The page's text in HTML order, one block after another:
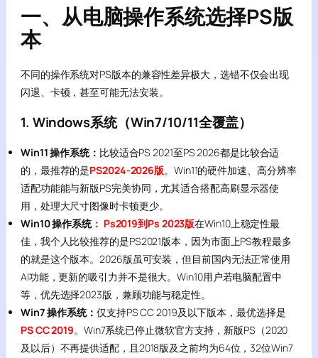
一、从电脑操作系统选择PS版
本
不同的操作系统对PS版本的兼容性差异极大，选错不仅会出现
闪退、卡顿，甚至可能无法安装。
1. Windows系统（Win7/10/11全覆盖）
Win11 操作系统： 比较适合PS 2021至PS 2026都是比较合适
的，最推荐的是PS2024-2026版。Win11的硬件加速、高分辨率
适配功能能与新版PS完美协同，尤其适合搭配高刷显示器使
用，处理大尺寸图像时卡顿更少。
Win10 操作系统： Ps2019到Ps 2023版在Win10上稳定性最
佳，我个人比较推荐的是PS2021版本，因为市面上PS教程最多
的就是这个版本。2026版虽可安装，但目前国内无法正常使用
AI功能，更新的吸引力并不是很大。Win10用户若电脑配置中
等，优先选择2023版，兼顾功能与稳定性。
Win7 操作系统： 仅支持PS CC 2019及以下版本，最优选择是
PS CC 2019。Win7系统已停止微软官方支持，新版PS（2020
及以后）不再提供适配，且2018版及之前均为64位，32位Win7